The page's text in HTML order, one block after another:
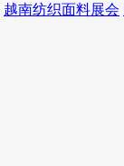
越南纺织面料展会